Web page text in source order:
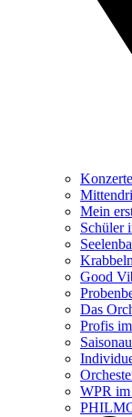
Mein
Schüler
Good
Das
Profis
WPR